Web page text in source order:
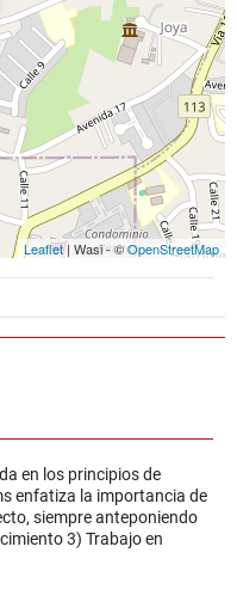
Leaflet| Wasi - ©OpenStreetMap
en los principios de
enfatiza la importancia de
siempre anteponiendo
3) Trabajo en